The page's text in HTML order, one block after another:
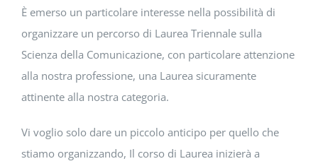
È emerso un particolare interesse nella possibilità di
organizzare un percorso di Laurea Triennale sulla
Scienza della Comunicazione, con particolare attenzione
alla nostra professione, una Laurea sicuramente
attinente alla nostra categoria.
Vi voglio solo dare un piccolo anticipo per quello che
stiamo organizzando, Il corso di Laurea inizierà a